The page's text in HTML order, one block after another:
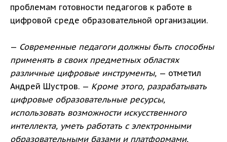
проблемам готовности педагогов к работе в
цифровой среде образовательной организации.
— Современные педагоги должны быть способны
применять в своих предметных областях
различные цифровые инструменты, — отметил
Андрей Шустров. — Кроме этого, разрабатывать
цифровые образовательные ресурсы,
использовать возможности искусственного
интеллекта, уметь работать с электронными
образовательными базами и платформами,